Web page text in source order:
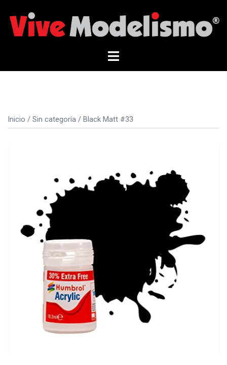
contenido
Alternar
Inicio / Sin categoría / Black Matt #33